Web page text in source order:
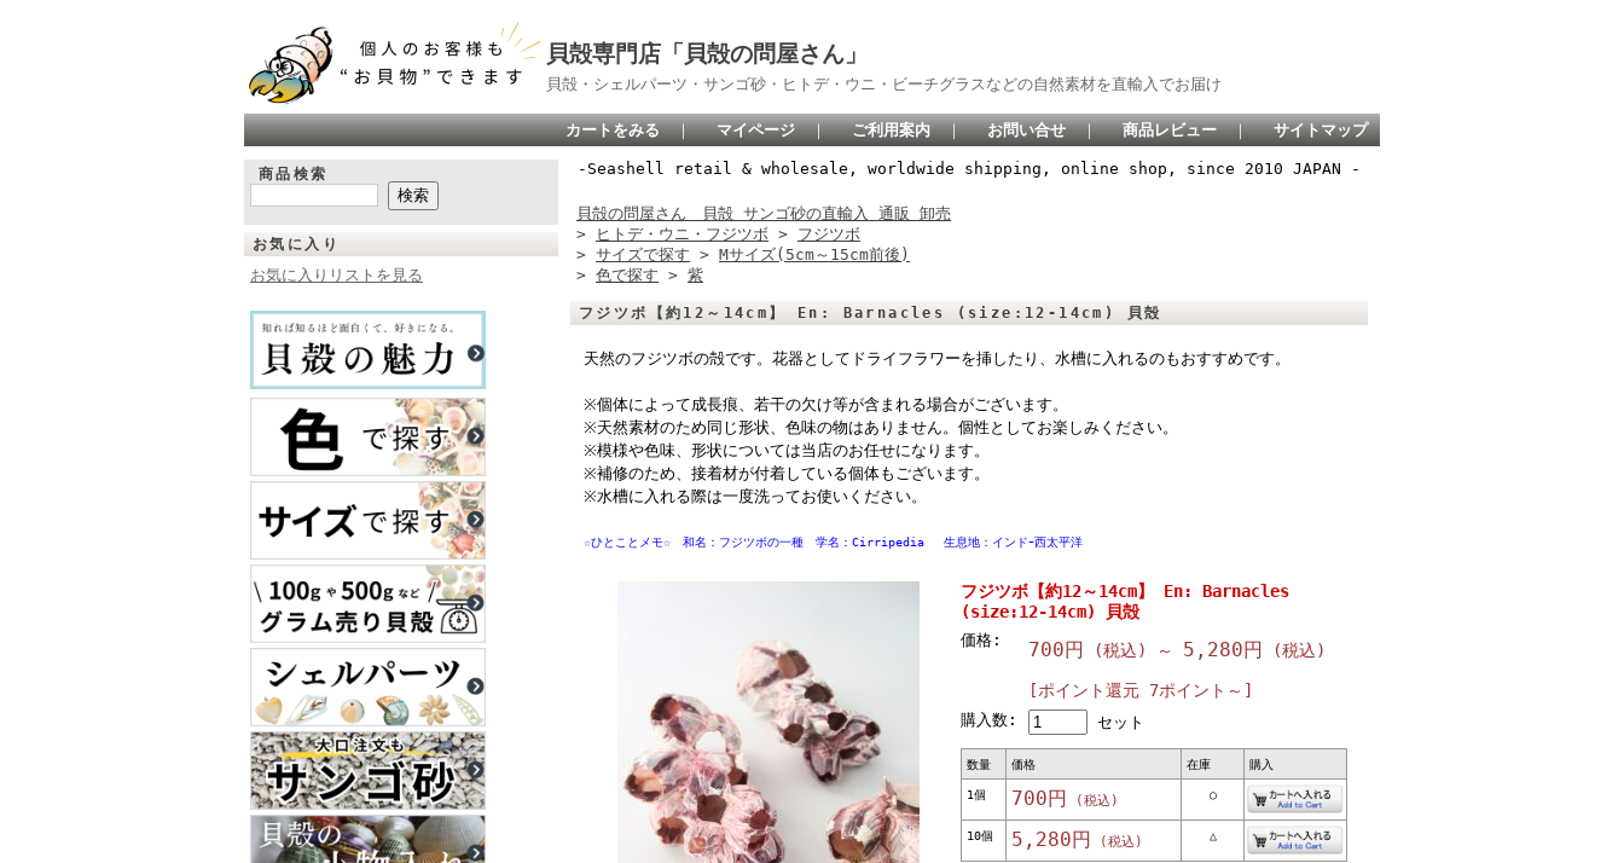
貝殻専門店「貝殻の問屋さん」
貝殻・シェルパーツ・サンゴ砂・ヒトデ・ウニ・ビーチグラスなどの自然素材を直輸入でお届け
カートをみる ｜ マイページ ｜ ご利用案内 ｜ お問い合せ ｜ 商品レビュー ｜ サイトマップ
商品検索
お気に入り
お気に入りリストを見る
-Seashell retail & wholesale, worldwide shipping, online shop, since 2010 JAPAN -
貝殻の問屋さん 貝殻 サンゴ砂の直輸入 通販 卸売
>
ヒトデ・ウニ・フジツボ > フジツボ
> サイズで探す > Mサイズ(5cm～15cm前後)
> 色で探す > 紫
フジツボ【約12～14cm】 En: Barnacles (size:12-14cm) 貝殻
天然のフジツボの殻です。花器としてドライフラワーを挿したり、水槽に入れるのもおすすめです。
※個体によって成長痕、若干の欠け等が含まれる場合がございます。
※天然素材のため同じ形状、色味の物はありません。個性としてお楽しみください。
※模様や色味、形状については当店のお任せになります。
※補修のため、接着材が付着している個体もございます。
※水槽に入れる際は一度洗ってお使いください。
☆ひとことメモ☆ 和名：フジツボの一種 学名：Cirripedia 生息地：インドｰ西太平洋
フジツボ【約12～14cm】 En: Barnacles
(size:12-14cm) 貝殻
価格: 700円 (税込) ～ 5,280円 (税込)
[ポイント還元 7ポイント～]
購入数: セット
数量 価格 在庫 購入
1個 700円 (税込) ○
10個 5,280円 (税込) △